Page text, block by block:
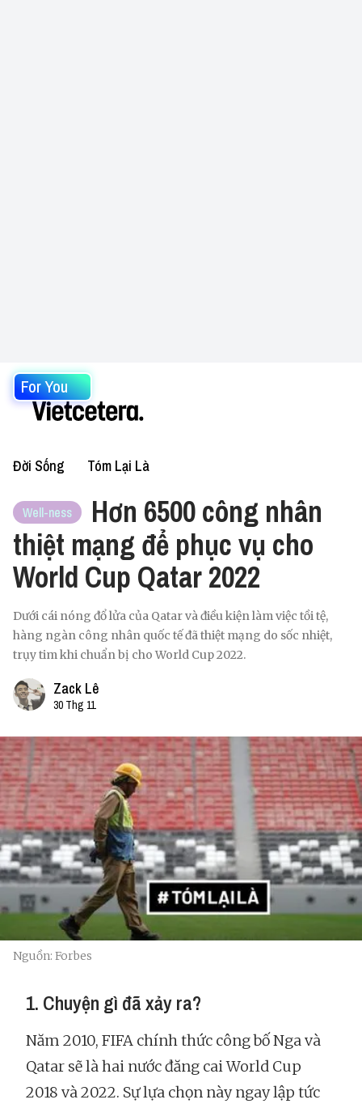
For You
Đời Sống Tóm Lại Là
Well-ness
Hơn 6500 công nhân
thiệt mạng để phục vụ cho
World Cup Qatar 2022
Dưới cái nóng đổ lửa của Qatar và điều kiện làm việc tồi tệ,
hàng ngàn công nhân quốc tế đã thiệt mạng do sốc nhiệt,
trụy tim khi chuẩn bị cho World Cup 2022.
Zack Lê
30 Thg 11
Nguồn: Forbes
1. Chuyện gì đã xảy ra?
Năm 2010, FIFA chính thức công bố Nga và
Qatar sẽ là hai nước đăng cai World Cup
2018 và 2022. Sự lựa chọn này ngay lập tức